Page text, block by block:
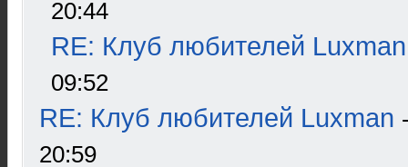
20:44
RE: Клуб любителей Luxman
09:52
RE: Клуб любителей Luxman
20:59